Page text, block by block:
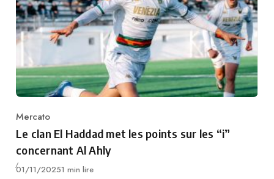
Category
Mercato
Le clan El Haddad met les points sur les “i”
concernant Al Ahly
Publié
01/11/20251 min lire